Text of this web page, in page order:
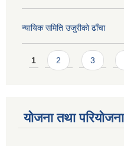
न्यायिक समिति उजुरीको ढाँचा
Pages
1 2 3
योजना तथा परियोजना